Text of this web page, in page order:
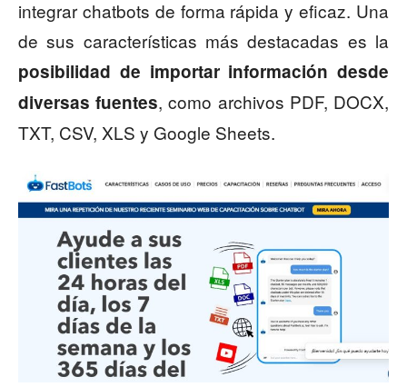
integrar chatbots de forma rápida y eficaz. Una
de sus características más destacadas es la
posibilidad de importar información desde
diversas fuentes, como archivos PDF, DOCX,
TXT, CSV, XLS y Google Sheets.